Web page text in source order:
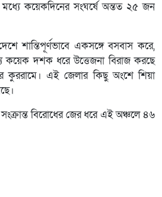
মধ্যে কয়েকদিনের সংঘর্ষে অন্তত ২৫ জন
শান্তিপূর্ণভাবে একসঙ্গে বসবাস করে,
কয়েক দশক ধরে উত্তেজনা বিরাজ করছে
কুররামে। এই জেলার কিছু অংশে শিয়া
বিরোধের জের ধরে এই অঞ্চলে ৪৬